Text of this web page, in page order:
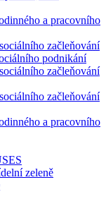
a pracovního
začleňování
podnikání
začleňování
začleňování
a pracovního
zeleně